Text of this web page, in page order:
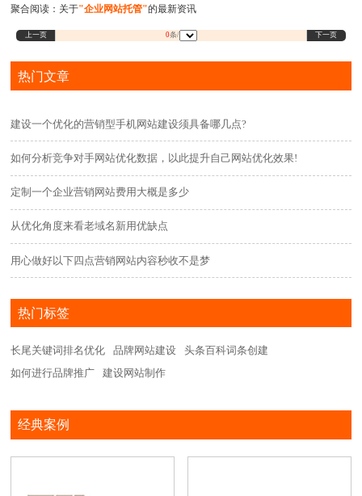
聚合阅读：关于"企业网站托管"的最新资讯
上一页 0条/ 下一页
热门文章
建设一个优化的营销型手机网站建设须具备哪几点?
如何分析竞争对手网站优化数据，以此提升自己网站优化效果!
定制一个企业营销网站费用大概是多少
从优化角度来看老域名新用优缺点
用心做好以下四点营销网站内容秒收不是梦
热门标签
长尾关键词排名优化 品牌网站建设
头条百科词条创建
如何进行品牌推广
建设网站制作
经典案例